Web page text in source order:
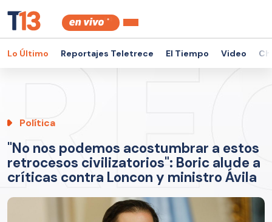
Lo Último Reportajes Teletrece El Tiempo Video
Política
"No nos podemos acostumbrar a estos
retrocesos civilizatorios": Boric alude a
críticas contra Loncon y ministro Ávila